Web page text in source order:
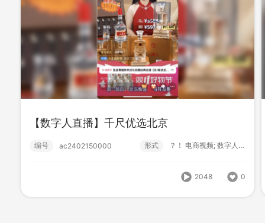
【数字人直播】植护厦门日用品
0
【数字人直播】千尺优选北京
编号 ac2402150000 形式 ？！ 电商视频; 数字人直播; 数字人;
2048 0